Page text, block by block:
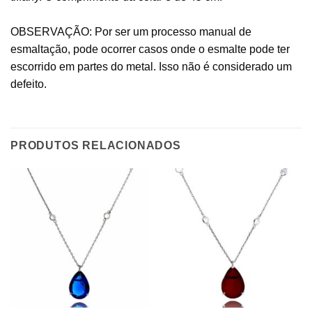
OBSERVAÇÃO: Por ser um processo manual de
esmaltação, pode ocorrer casos onde o esmalte pode ter
escorrido em partes do metal. Isso não é considerado um
defeito.
PRODUTOS RELACIONADOS